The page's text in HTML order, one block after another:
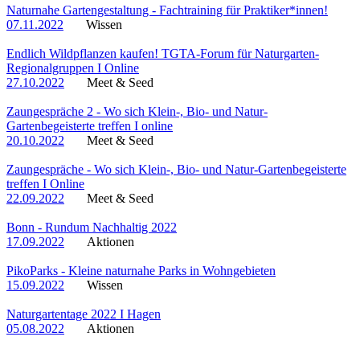
Naturnahe Gartengestaltung - Fachtraining für Praktiker*innen!
07.11.2022
Wissen
Endlich Wildpflanzen kaufen! TGTA-Forum für Naturgarten-
Regionalgruppen I Online
27.10.2022
Meet & Seed
Zaungespräche 2 - Wo sich Klein-, Bio- und Natur-
Gartenbegeisterte treffen I online
20.10.2022
Meet & Seed
Zaungespräche - Wo sich Klein-, Bio- und Natur-Gartenbegeisterte
treffen I Online
22.09.2022
Meet & Seed
Bonn - Rundum Nachhaltig 2022
17.09.2022
Aktionen
PikoParks - Kleine naturnahe Parks in Wohngebieten
15.09.2022
Wissen
Naturgartentage 2022 I Hagen
05.08.2022
Aktionen